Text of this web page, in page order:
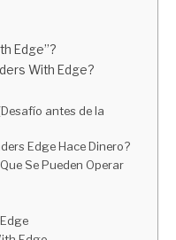
Edge”?
With Edge?
antes de la
Edge Hace Dinero?
Se Pueden Operar